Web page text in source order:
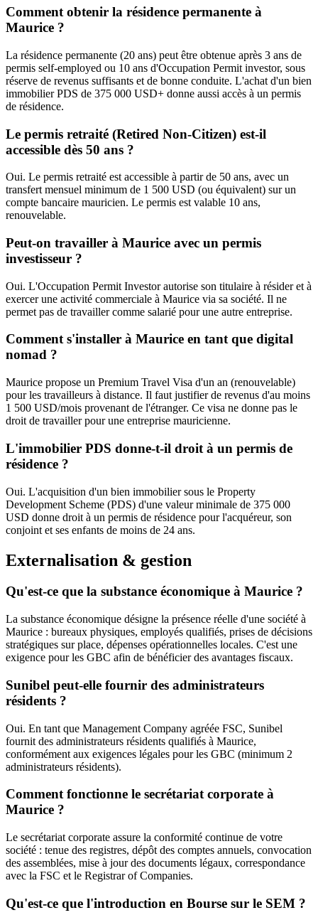
Comment obtenir la résidence permanente à
Maurice ?
La résidence permanente (20 ans) peut être obtenue après 3 ans de
permis self-employed ou 10 ans d'Occupation Permit investor, sous
réserve de revenus suffisants et de bonne conduite. L'achat d'un bien
immobilier PDS de 375 000 USD+ donne aussi accès à un permis
de résidence.
Le permis retraité (Retired Non-Citizen) est-il
accessible dès 50 ans ?
Oui. Le permis retraité est accessible à partir de 50 ans, avec un
transfert mensuel minimum de 1 500 USD (ou équivalent) sur un
compte bancaire mauricien. Le permis est valable 10 ans,
renouvelable.
Peut-on travailler à Maurice avec un permis
investisseur ?
Oui. L'Occupation Permit Investor autorise son titulaire à résider et à
exercer une activité commerciale à Maurice via sa société. Il ne
permet pas de travailler comme salarié pour une autre entreprise.
Comment s'installer à Maurice en tant que digital
nomad ?
Maurice propose un Premium Travel Visa d'un an (renouvelable)
pour les travailleurs à distance. Il faut justifier de revenus d'au moins
1 500 USD/mois provenant de l'étranger. Ce visa ne donne pas le
droit de travailler pour une entreprise mauricienne.
L'immobilier PDS donne-t-il droit à un permis de
résidence ?
Oui. L'acquisition d'un bien immobilier sous le Property
Development Scheme (PDS) d'une valeur minimale de 375 000
USD donne droit à un permis de résidence pour l'acquéreur, son
conjoint et ses enfants de moins de 24 ans.
Externalisation & gestion
Qu'est-ce que la substance économique à Maurice ?
La substance économique désigne la présence réelle d'une société à
Maurice : bureaux physiques, employés qualifiés, prises de décisions
stratégiques sur place, dépenses opérationnelles locales. C'est une
exigence pour les GBC afin de bénéficier des avantages fiscaux.
Sunibel peut-elle fournir des administrateurs
résidents ?
Oui. En tant que Management Company agréée FSC, Sunibel
fournit des administrateurs résidents qualifiés à Maurice,
conformément aux exigences légales pour les GBC (minimum 2
administrateurs résidents).
Comment fonctionne le secrétariat corporate à
Maurice ?
Le secrétariat corporate assure la conformité continue de votre
société : tenue des registres, dépôt des comptes annuels, convocation
des assemblées, mise à jour des documents légaux, correspondance
avec la FSC et le Registrar of Companies.
Qu'est-ce que l'introduction en Bourse sur le SEM ?